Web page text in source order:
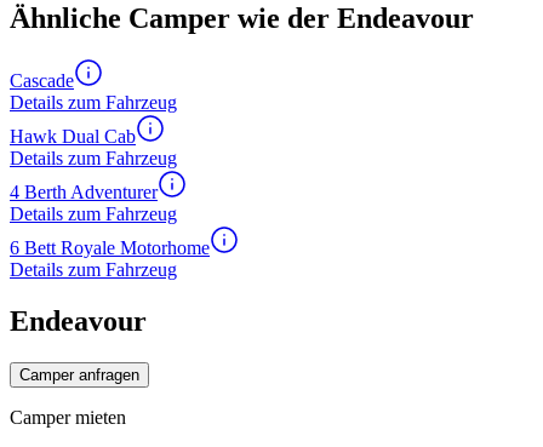
Ähnliche Camper wie der Endeavour
Cascade
Details zum Fahrzeug
Hawk Dual Cab
Details zum Fahrzeug
4 Berth Adventurer
Details zum Fahrzeug
6 Bett Royale Motorhome
Details zum Fahrzeug
Endeavour
Camper anfragen
Camper mieten